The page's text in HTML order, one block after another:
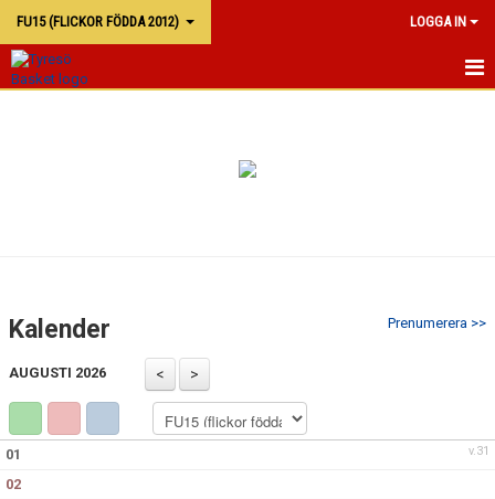
FU15 (FLICKOR FÖDDA 2012) LOGGA IN
Prenumerera >>
Kalender
AUGUSTI 2026
v.31
01
02